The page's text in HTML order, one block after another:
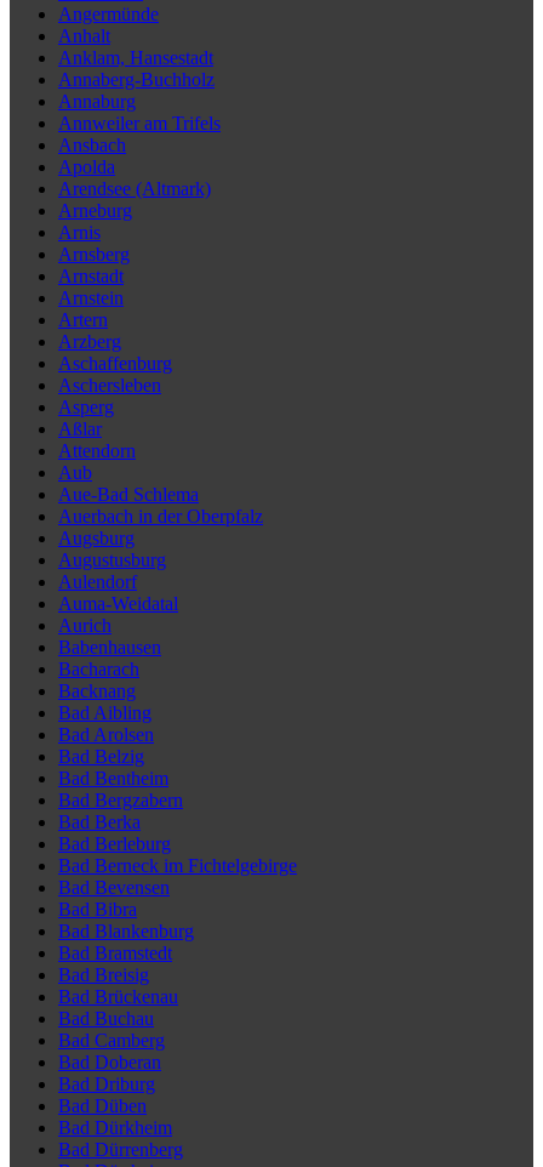
Angermünde
Anhalt
Anklam, Hansestadt
Annaberg-Buchholz
Annaburg
Annweiler am Trifels
Ansbach
Apolda
Arendsee (Altmark)
Arneburg
Arnis
Arnsberg
Arnstadt
Arnstein
Artern
Arzberg
Aschaffenburg
Aschersleben
Asperg
Aßlar
Attendorn
Aub
Aue-Bad Schlema
Auerbach in der Oberpfalz
Augsburg
Augustusburg
Aulendorf
Auma-Weidatal
Aurich
Babenhausen
Bacharach
Backnang
Bad Aibling
Bad Arolsen
Bad Belzig
Bad Bentheim
Bad Bergzabern
Bad Berka
Bad Berleburg
Bad Berneck im Fichtelgebirge
Bad Bevensen
Bad Bibra
Bad Blankenburg
Bad Bramstedt
Bad Breisig
Bad Brückenau
Bad Buchau
Bad Camberg
Bad Doberan
Bad Driburg
Bad Düben
Bad Dürkheim
Bad Dürrenberg